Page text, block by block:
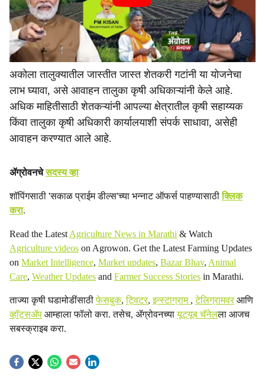
अकोला तालुक्यातील जास्तीत जास्त शेतकरी गटांनी या योजनेचा
लाभ घ्यावा, असे आवाहन तालुका कृषी अधिकाऱ्यांनी केले आहे.
अधिक माहितीसाठी शेतकऱ्यांनी आपल्या क्षेत्रातील कृषी सहाय्यक
किंवा तालुका कृषी अधिकारी कार्यालयाशी संपर्क साधावा, असेही
आवाहन करण्यात आले आहे.
ॲग्रोवनचेसदस्य व्हा
शॉपिंगसाठी 'सकाळ प्राईम डील्स'च्या भन्नाट ऑफर्स पाहण्यासाठीक्लिक
करा.
Read the Latest Agriculture News in Marathi & Watch
Agriculture videos on Agrowon. Get the Latest Farming Updates
on Market Intelligence, Market updates, Bazar Bhav, Animal
Care, Weather Updates and Farmer Success Stories in Marathi.
ताज्या कृषी घडामोडींसाठीफेसबुक,ट्विटर,इन्स्टाग्राम ,टेलिग्रामवरआणि
व्हॉट्सॲप आम्हाला फॉलो करा. तसेच, ॲग्रोवनच्यायूट्यूब चॅनेलला आजच
सबस्क्राइब करा.